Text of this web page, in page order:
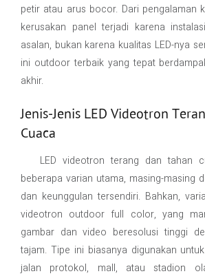
petir atau arus bocor. Dari pengalaman
kerusakan panel terjadi karena
asalan, bukan karena kualitas LED-nya
ini outdoor terbaik yang tepat
akhir.
Jenis-Jenis LED Videotron
Cuaca
LED videotron terang dan tahan
beberapa varian utama, masing-masing
dan keunggulan tersendiri. Bahkan,
videotron outdoor full color, yang
gambar dan video beresolusi tinggi
tajam. Tipe ini biasanya digunakan
jalan protokol, mall, atau stadion